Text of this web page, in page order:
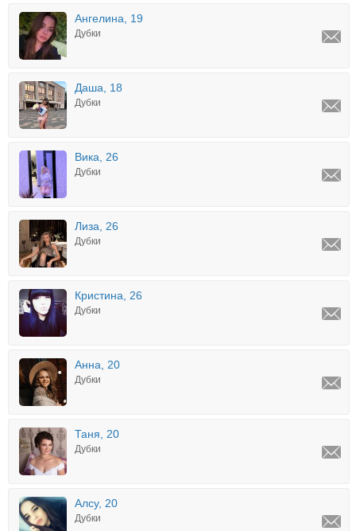
Ангелина, 19
Дубки
Даша, 18
Дубки
Вика, 26
Дубки
Лиза, 26
Дубки
Кристина, 26
Дубки
Анна, 20
Дубки
Таня, 20
Дубки
Алсу, 20
Дубки